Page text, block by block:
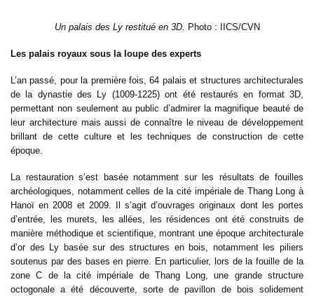
Un palais des Ly restitué en 3D. Photo : IICS/CVN
Les palais royaux sous la loupe des experts
L’an passé, pour la première fois, 64 palais et structures architecturales
de la dynastie des Ly (1009-1225) ont été restaurés en format 3D,
permettant non seulement au public d’admirer la magnifique beauté de
leur architecture mais aussi de connaître le niveau de développement
brillant de cette culture et les techniques de construction de cette
époque.
La restauration s’est basée notamment sur les résultats de fouilles
archéologiques, notamment celles de la cité impériale de Thang Long à
Hanoï en 2008 et 2009. Il s’agit d’ouvrages originaux dont les portes
d’entrée, les murets, les allées, les résidences ont été construits de
manière méthodique et scientifique, montrant une époque architecturale
d’or des Ly basée sur des structures en bois, notamment les piliers
soutenus par des bases en pierre. En particulier, lors de la fouille de la
zone C de la cité impériale de Thang Long, une grande structure
octogonale a été découverte, sorte de pavillon de bois solidement